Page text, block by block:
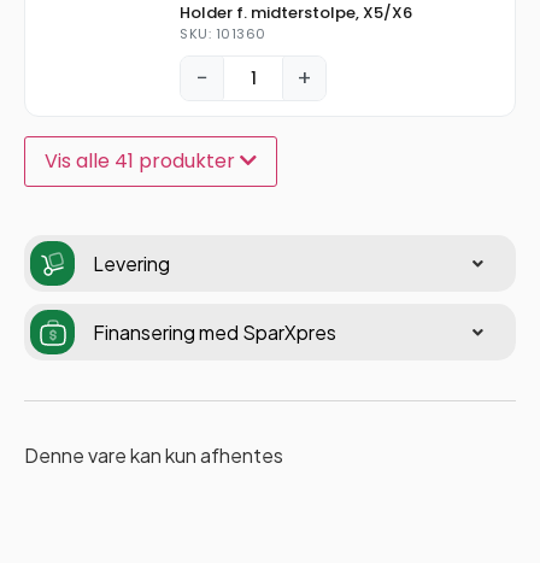
Holder f. midterstolpe, X5/X6
SKU: 101360
− +
Vis alle 41 produkter
Levering
Finansering med SparXpres
Denne vare kan kun afhentes